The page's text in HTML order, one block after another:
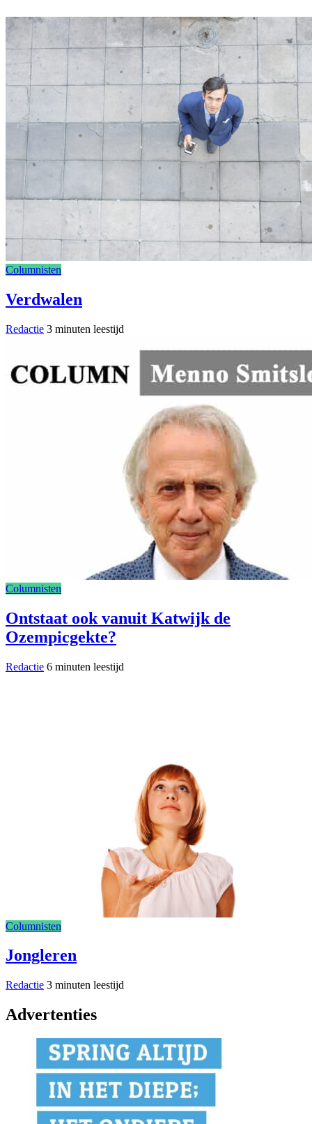
Columnisten
Verdwalen
Redactie 3 minuten leestijd
Columnisten
Ontstaat ook vanuit Katwijk de
Ozempicgekte?
Redactie 6 minuten leestijd
Columnisten
Jongleren
Redactie 3 minuten leestijd
Advertenties